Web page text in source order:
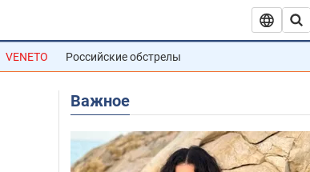
VENETO Российские обстрелы
Важное